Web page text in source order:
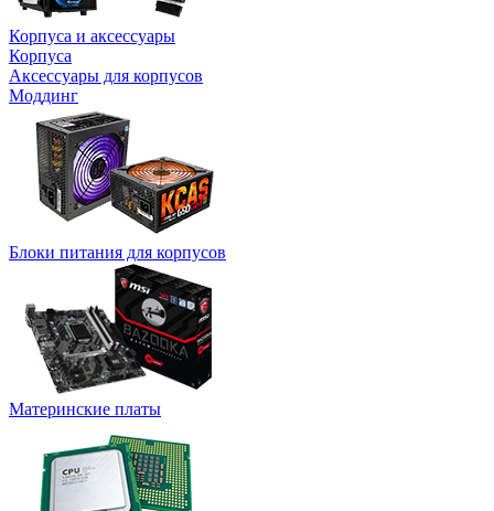
Корпуса и аксессуары
Корпуса
Аксессуары для корпусов
Моддинг
Блоки питания для корпусов
Материнские платы